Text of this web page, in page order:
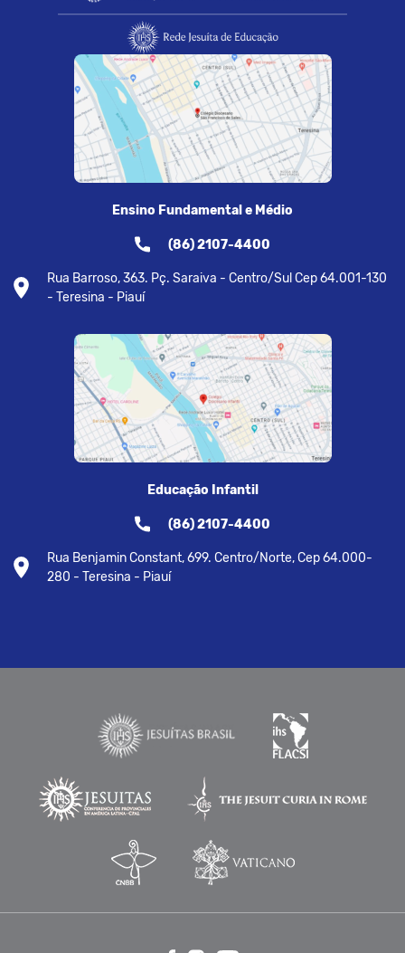
Ensino Fundamental e Médio
(86) 2107-4400
Rua Barroso, 363. Pç. Saraiva - Centro/Sul Cep 64.001-130
- Teresina - Piauí
Educação Infantil
(86) 2107-4400
Rua Benjamin Constant, 699. Centro/Norte, Cep 64.000-
280 - Teresina - Piauí